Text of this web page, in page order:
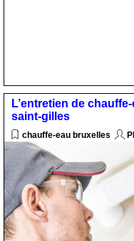
L’entretien de
saint-gilles
chauffe-eau bruxelles